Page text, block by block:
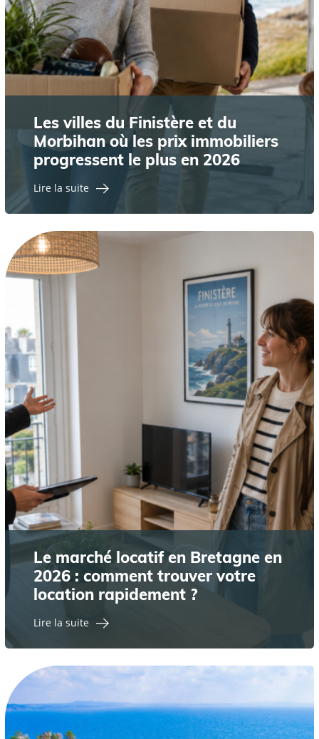
Les villes du Finistère et du
Morbihan où les prix immobiliers
progressent le plus en 2026
Lire la suite
Le marché locatif en Bretagne en
2026 : comment trouver votre
location rapidement ?
Lire la suite